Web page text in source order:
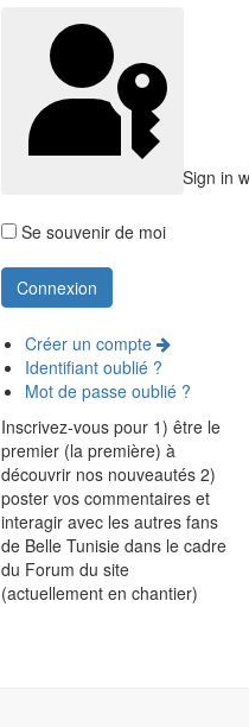
Sign in
Se souvenir de moi
Créer un compte
Identifiant oublié ?
Mot de passe oublié ?
Inscrivez-vous pour 1) être le
premier (la première) à
découvrir nos nouveautés 2)
poster vos commentaires et
interagir avec les autres fans
de Belle Tunisie dans le cadre
du Forum du site
(actuellement en chantier)